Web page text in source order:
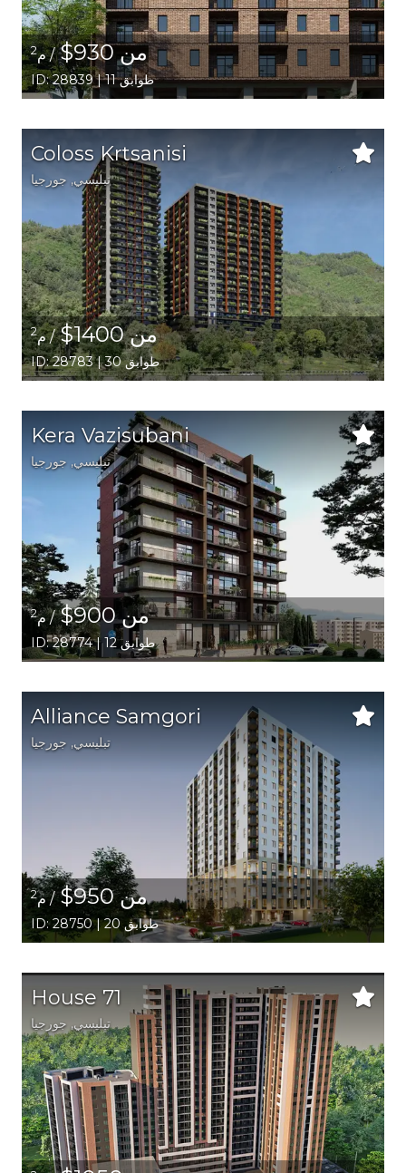
من 930$ / م2
ID: 28839 | 11 طوابق
Coloss Krtsanisi
تبليسي, جورجيا
من 1400$ / م2
ID: 28783 | 30 طوابق
Kera Vazisubani
تبليسي, جورجيا
من 900$ / م2
ID: 28774 | 12 طوابق
Alliance Samgori
تبليسي, جورجيا
من 950$ / م2
ID: 28750 | 20 طوابق
House 71
تبليسي, جورجيا